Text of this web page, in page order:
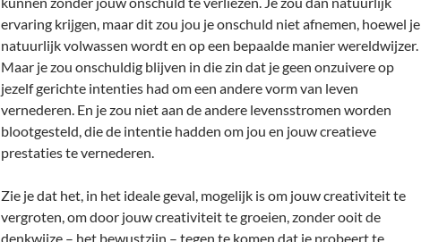
ervaring krijgen, maar dit zou jou je onschuld niet afnemen, hoewel je
natuurlijk volwassen wordt en op een bepaalde manier wereldwijzer.
Maar je zou onschuldig blijven in die zin dat je geen onzuivere op
jezelf gerichte intenties had om een andere vorm van leven
vernederen. En je zou niet aan de andere levensstromen worden
blootgesteld, die de intentie hadden om jou en jouw creatieve
prestaties te vernederen.
Zie je dat het, in het ideale geval, mogelijk is om jouw creativiteit te
vergroten, om door jouw creativiteit te groeien, zonder ooit de
denkwijze – het bewustzijn – tegen te komen dat je probeert te